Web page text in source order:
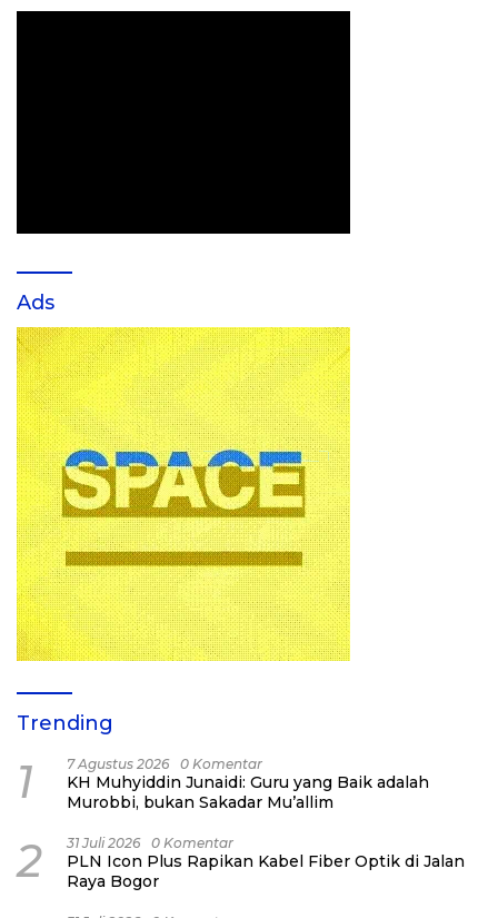
Ads
Trending
1 7 Agustus 2026 0 Komentar
KH Muhyiddin Junaidi: Guru yang Baik adalah
Murobbi, bukan Sakadar Mu’allim
2 31 Juli 2026 0 Komentar
PLN Icon Plus Rapikan Kabel Fiber Optik di Jalan
Raya Bogor